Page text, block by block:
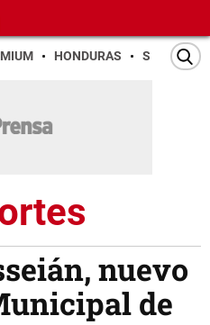
HONDURAS SAN PEDRO
nuevo
de